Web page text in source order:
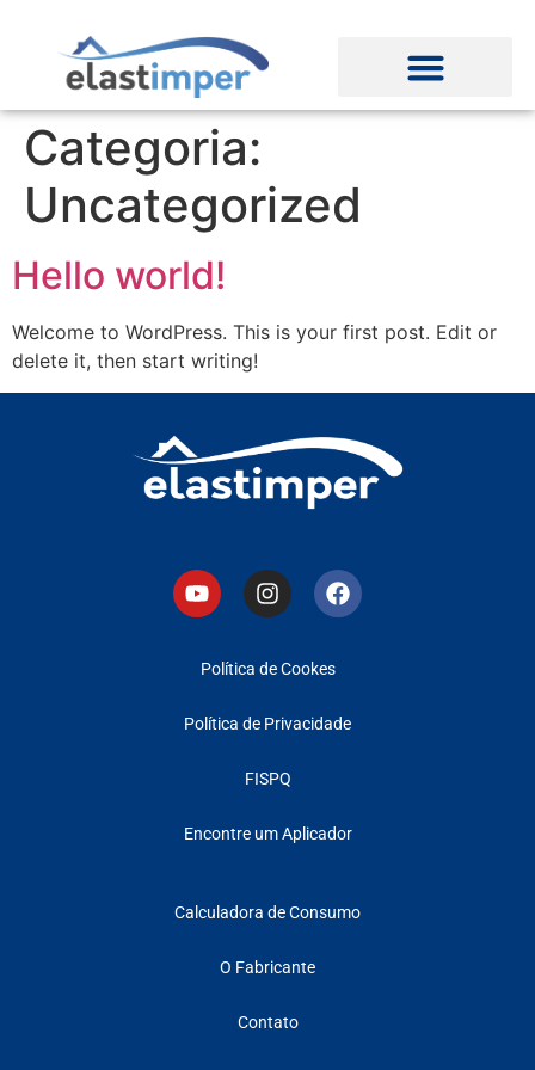
Categoria:
Uncategorized
Hello world!
Welcome to WordPress. This is your first post. Edit or
delete it, then start writing!
Política de Cookes
Política de Privacidade
FISPQ
Encontre um Aplicador
Calculadora de Consumo
O Fabricante
Contato